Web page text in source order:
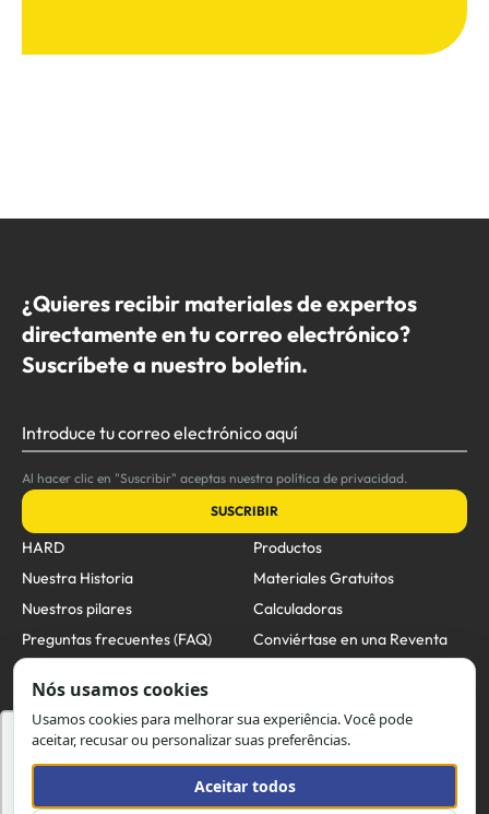
Utilizamos cookies para oferecer melhor
experiência, melhorar o desempenho, analisar
como você interage em nosso site e
¿Quieres recibir materiales de expertos
directamente en tu correo electrónico?
Suscríbete a nuestro boletín.
Introduce tu correo electrónico aquí
Al hacer clic en "Suscribir" aceptas nuestra política de privacidad.
SUSCRIBIR
HARD
Nuestra Historia
Nuestros pilares
Preguntas frecuentes (FAQ)
Unidades de Negocio
Productos
Materiales Gratuitos
Calculadoras
Conviértase en una Reventa
Hard
comercial@hard.com.br
Teléfono: (47) 4009-7200